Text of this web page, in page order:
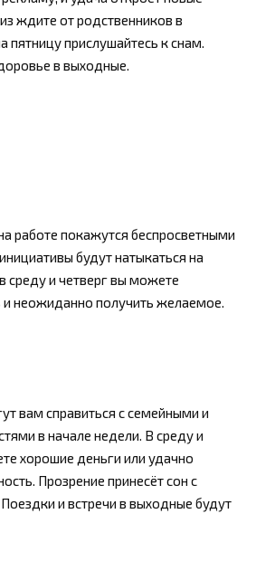
ждите от родственников в
пятницу прислушайтесь к снам.
в выходные.
работе покажутся беспросветными
будут натыкаться на
среду и четверг вы можете
и неожиданно получить желаемое.
вам справиться с семейными и
в начале недели. В среду и
хорошие деньги или удачно
Прозрение принесёт сон с
и встречи в выходные будут